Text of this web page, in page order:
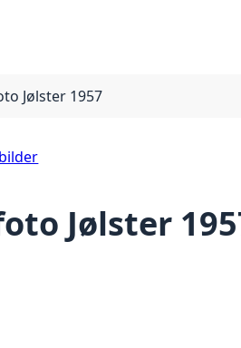
Jølster 1957
Jølster